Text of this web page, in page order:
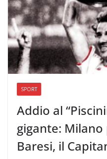
SPORT
Addio al
gigante:
Baresi, il